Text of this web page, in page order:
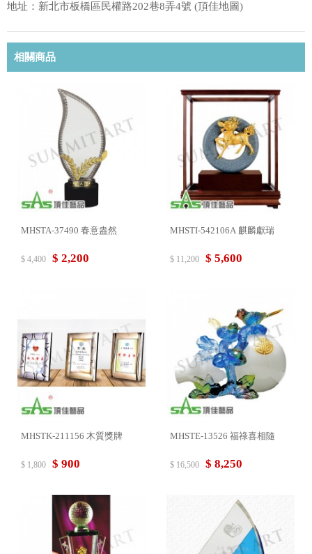
地址：新北市板橋區民權路202巷8弄4號 (頂佳地圖)
相關商品
MHSTA-37490 春意盎然
$ 4,400 $ 2,200
MHSTI-542106A 麒麟獻瑞
$ 11,200 $ 5,600
MHSTK-211156 木質獎牌
$ 1,800 $ 900
MHSTE-13526 福祿喜相隨
$ 16,500 $ 8,250